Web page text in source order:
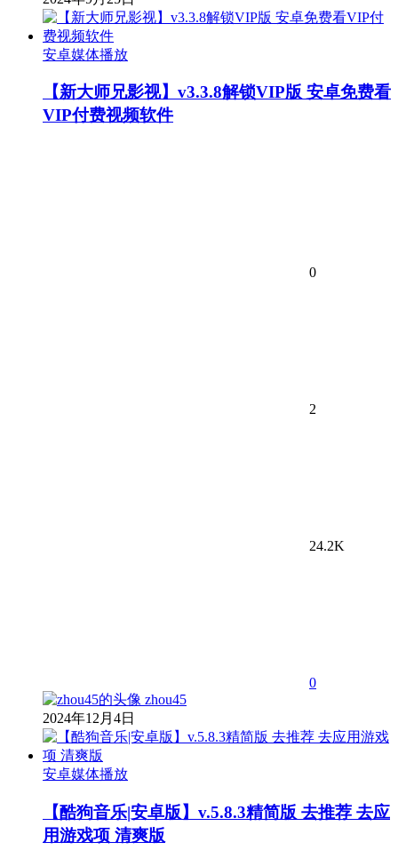
安卓媒体播放
【新大师兄影视】v3.3.8解锁VIP版 安卓免费看
VIP付费视频软件
0
2
24.2K
0
zhou45
2024年12月4日
安卓媒体播放
【酷狗音乐|安卓版】v.5.8.3精简版 去推荐 去应
用游戏项 清爽版